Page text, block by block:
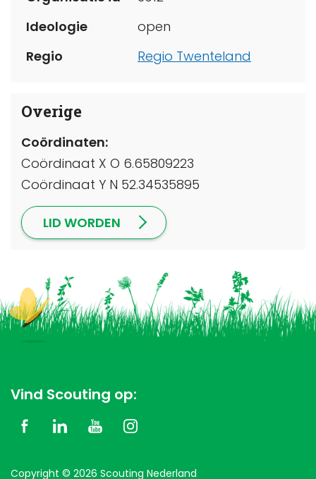
Ideologie
open
Regio
Regio Twenteland
Overige
Coördinaten:
Coördinaat X O 6.65809223
Coördinaat Y N 52.34535895
LID WORDEN
Vind Scouting op:
Copyright © 2026 Scouting Nederland